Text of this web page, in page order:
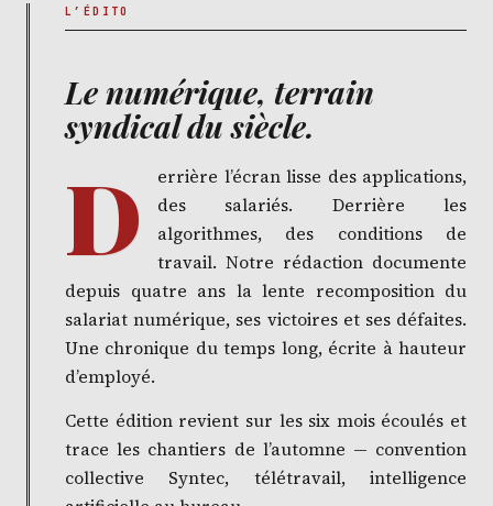
L’ÉDITO
Le numérique, terrain
syndical du siècle.
D
errière l’écran lisse des applications,
des salariés. Derrière les
algorithmes, des conditions de
travail. Notre rédaction documente
depuis quatre ans la lente recomposition du
salariat numérique, ses victoires et ses défaites.
Une chronique du temps long, écrite à hauteur
d’employé.
Cette édition revient sur les six mois écoulés et
trace les chantiers de l’automne — convention
collective Syntec, télétravail, intelligence